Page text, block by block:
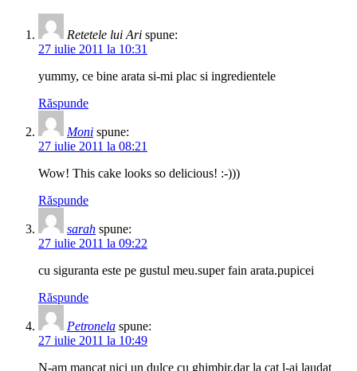
Retetele lui Ari spune:
27 iulie 2011 la 10:31
yummy, ce bine arata si-mi plac si ingredientele
Răspunde
Moni spune:
27 iulie 2011 la 08:21
Wow! This cake looks so delicious! :-)))
Răspunde
sarah spune:
27 iulie 2011 la 09:22
cu siguranta este pe gustul meu.super fain arata.pupicei
Răspunde
Petronela spune:
27 iulie 2011 la 10:49
N-am mancat nici un dulce cu ghimbir,dar la cat l-ai laudat